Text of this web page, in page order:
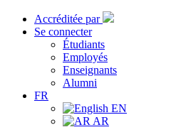
Accréditée par
Se connecter
Étudiants
Employés
Enseignants
Alumni
FR
EN
AR